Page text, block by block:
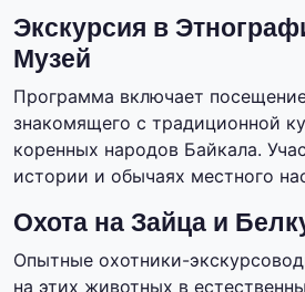
Экскурсия в
Музей
Программа включает
знакомящего с традиционной
коренных народов Байкала.
истории и обычаях местного
Охота на Зайца и
Опытные охотники-
на этих животных в